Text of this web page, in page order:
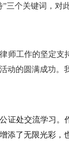
三个关键词，对
师工作的坚定
动的圆满成功
证处交流学习
添了无限光彩，